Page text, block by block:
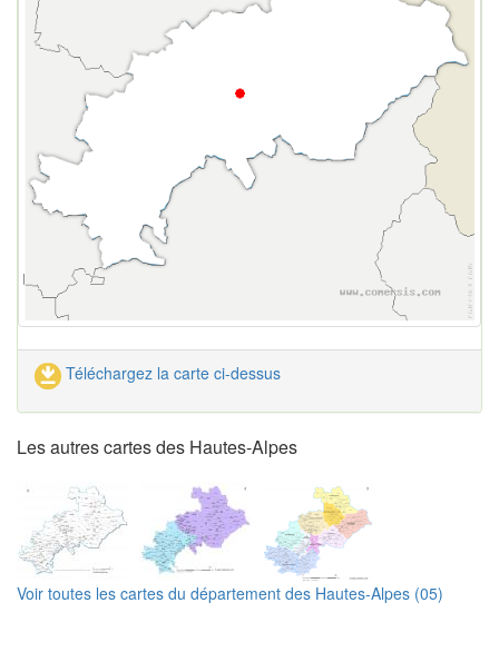
Téléchargez la carte ci-dessus
Les autres cartes des Hautes-Alpes
Voir toutes les cartes du département des Hautes-Alpes (05)